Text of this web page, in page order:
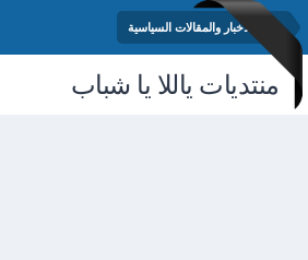
منتدى الأخبار والمقالات السياسية
منتديات ياللا يا شباب